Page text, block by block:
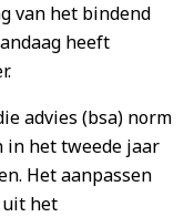
van het bindend
heeft
advies (bsa) norm
in het tweede jaar
Het aanpassen
uit het